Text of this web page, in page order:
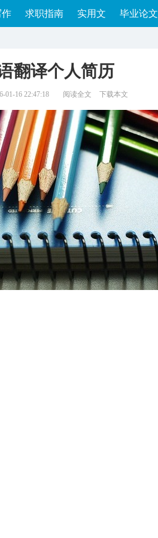
作 求职指南 实用文 毕业论文
翻译个人简历
01-16 22:47:18 阅读全文 下载本文